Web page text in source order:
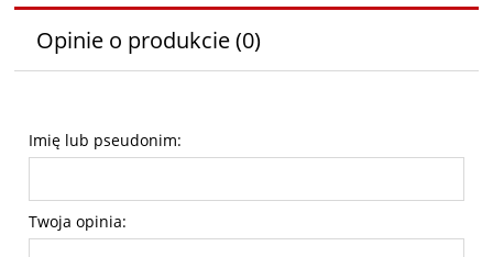
Opinie o produkcie (0)
Imię lub pseudonim:
Twoja opinia: